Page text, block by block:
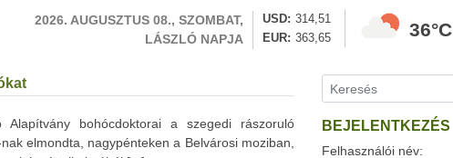
2026. AUGUSZTUS 08., SZOMBAT,
LÁSZLÓ NAPJA
USD
314,51
EUR
363,65 36°C
bohócdoktorai a szegedi rászoruló
elmondta, nagypénteken a Belvárosi moziban,
BEJELENTKEZÉS
Felhasználói név: